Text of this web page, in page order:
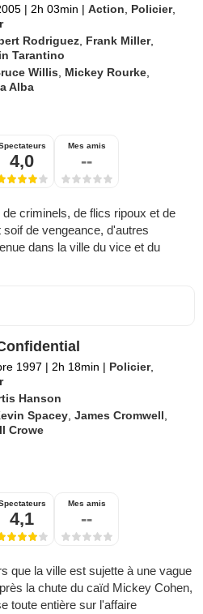
| 2h 03min | Action, Policier,
Rodriguez, Frank Miller,
Tarantino
Willis, Mickey Rourke,
Alba
4,0
Mes amis
--
criminels, de flics ripoux et de
de vengeance, d'autres
dans la ville du vice et du
1997 | 2h 18min | Policier,
Hanson
Spacey,James Cromwell,
Crowe
4,1
Mes amis
--
que la ville est sujette à une vague
la chute du caïd Mickey Cohen,
toute entière sur l'affaire